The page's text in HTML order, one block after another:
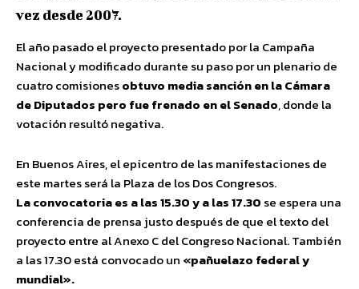
vez desde 2007.
El año pasado el proyecto presentado por la Campaña
Nacional y modificado durante su paso por un plenario de
cuatro comisionesobtuvo media sanción en la Cámara
de Diputados pero fue frenado en el Senado, donde la
votación resultó negativa.
En Buenos Aires, el epicentro de las manifestaciones de
este martes será la Plaza de los Dos Congresos.
La convocatoria es a las 15.30 y a las 17.30 se espera una
conferencia de prensa justo después de que el texto del
proyecto entre al Anexo C del Congreso Nacional. También
a las 17.30 está convocado un «pañuelazo federal y
mundial».